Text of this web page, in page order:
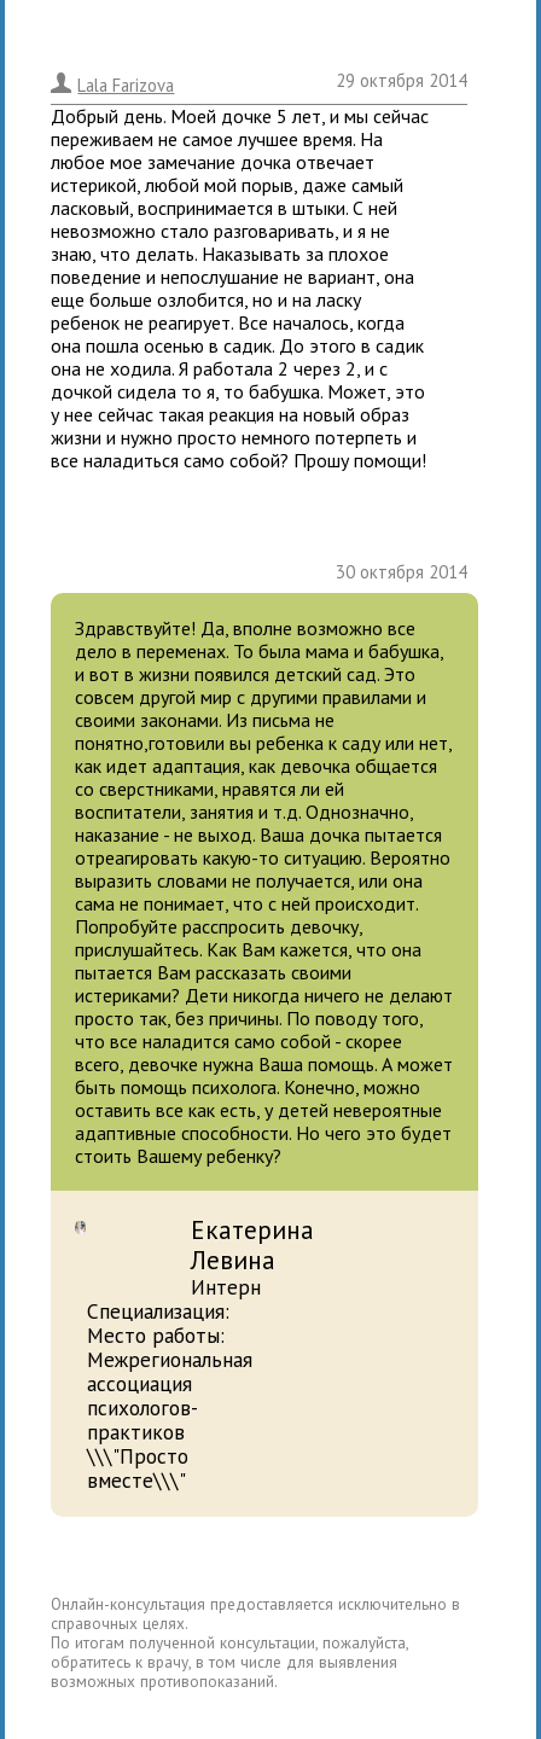
. Lala Farizova 29 октября 2014
Добрый день. Моей дочке 5 лет, и мы сейчас
переживаем не самое лучшее время. На
любое мое замечание дочка отвечает
истерикой, любой мой порыв, даже самый
ласковый, воспринимается в штыки. С ней
невозможно стало разговаривать, и я не
знаю, что делать. Наказывать за плохое
поведение и непослушание не вариант, она
еще больше озлобится, но и на ласку
ребенок не реагирует. Все началось, когда
она пошла осенью в садик. До этого в садик
она не ходила. Я работала 2 через 2, и с
дочкой сидела то я, то бабушка. Может, это
у нее сейчас такая реакция на новый образ
жизни и нужно просто немного потерпеть и
все наладиться само собой? Прошу помощи!
30 октября 2014
Здравствуйте! Да, вполне возможно все
дело в переменах. То была мама и бабушка,
и вот в жизни появился детский сад. Это
совсем другой мир с другими правилами и
своими законами. Из письма не
понятно,готовили вы ребенка к саду или нет,
как идет адаптация, как девочка общается
со сверстниками, нравятся ли ей
воспитатели, занятия и т.д. Однозначно,
наказание - не выход. Ваша дочка пытается
отреагировать какую-то ситуацию. Вероятно
выразить словами не получается, или она
сама не понимает, что с ней происходит.
Попробуйте расспросить девочку,
прислушайтесь. Как Вам кажется, что она
пытается Вам рассказать своими
истериками? Дети никогда ничего не делают
просто так, без причины. По поводу того,
что все наладится само собой - скорее
всего, девочке нужна Ваша помощь. А может
быть помощь психолога. Конечно, можно
оставить все как есть, у детей невероятные
адаптивные способности. Но чего это будет
стоить Вашему ребенку?
Екатерина
Левина
Интерн
Специализация:
Место работы:
Межрегиональная
ассоциация
психологов-
практиков
\\\"Просто
вместе\\\"
Онлайн-консультация предоставляется исключительно в
справочных целях.
По итогам полученной консультации, пожалуйста,
обратитесь к врачу, в том числе для выявления
возможных противопоказаний.